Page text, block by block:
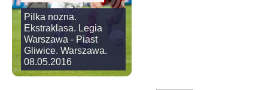
Pilka nozna.
Ekstraklasa. Legia
Warszawa - Piast
Gliwice. Warszawa.
08.05.2016